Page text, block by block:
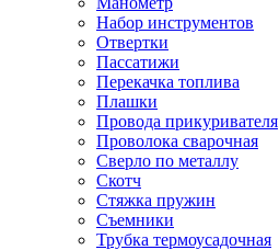
Набор инструментов
Отвертки
Пассатижи
Перекачка топлива
Плашки
Провода прикуривателя
Проволока сварочная
Сверло по металлу
Скотч
Стяжка пружин
Съемники
Трубка термоусадочная